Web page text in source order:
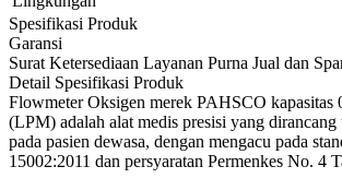
Spesifikasi Produk
Garansi
Surat Ketersediaan Layanan Purna Jual dan
Detail Spesifikasi Produk
Flowmeter Oksigen merek PAHSCO kapasitas
(LPM) adalah alat medis presisi yang dirancang
pada pasien dewasa, dengan mengacu pada
15002:2011 dan persyaratan Permenkes No. 4